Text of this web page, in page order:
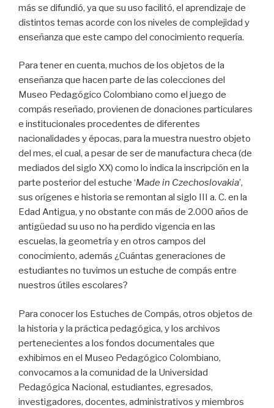
más se difundió, ya que su uso facilitó, el aprendizaje de
distintos temas acorde con los niveles de complejidad y
enseñanza que este campo del conocimiento requería.
Para tener en cuenta, muchos de los objetos de la
enseñanza que hacen parte de las colecciones del
Museo Pedagógico Colombiano como el juego de
compás reseñado, provienen de donaciones particulares
e institucionales procedentes de diferentes
nacionalidades y épocas, para la muestra nuestro objeto
del mes, el cual, a pesar de ser de manufactura checa (de
mediados del siglo XX) como lo indica la inscripción en la
parte posterior del estuche ‘Made in Czechoslovakia’,
sus orígenes e historia se remontan al siglo III a. C. en la
Edad Antigua, y no obstante con más de 2.000 años de
antigüedad su uso no ha perdido vigencia en las
escuelas, la geometría y en otros campos del
conocimiento, además ¿Cuántas generaciones de
estudiantes no tuvimos un estuche de compás entre
nuestros útiles escolares?
Para conocer los Estuches de Compás, otros objetos de
la historia y la práctica pedagógica, y los archivos
pertenecientes a los fondos documentales que
exhibimos en el Museo Pedagógico Colombiano,
convocamos a la comunidad de la Universidad
Pedagógica Nacional, estudiantes, egresados,
investigadores, docentes, administrativos y miembros